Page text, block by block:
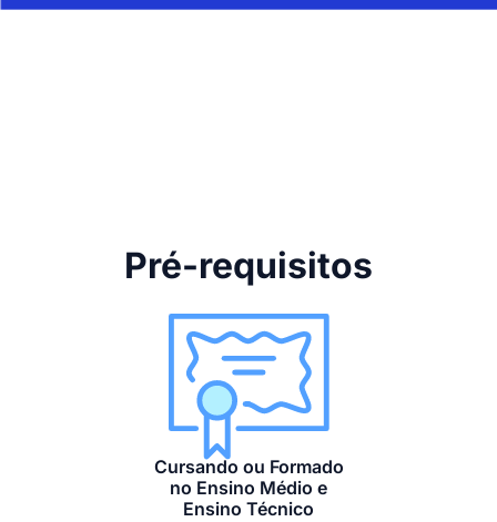
Pré-requisitos
Cursando ou Formado
no Ensino Médio e
Ensino Técnico